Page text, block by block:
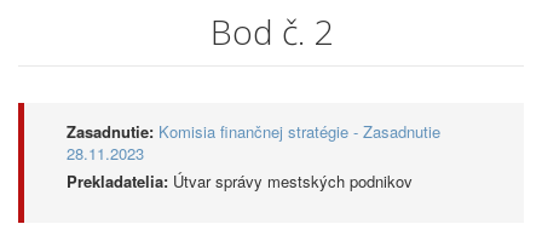
Bod č. 2
Zasadnutie: Komisia finančnej stratégie - Zasadnutie
28.11.2023
Prekladatelia: Útvar správy mestských podnikov